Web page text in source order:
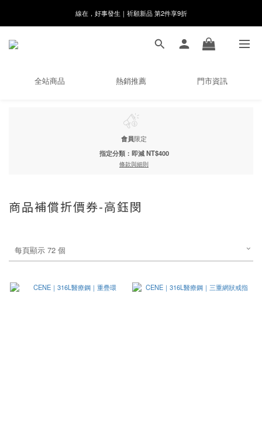
8月月初限定｜指定分類滿件88折！
🌸新會員限定🌸註冊送$100購物金
8月月初限定｜指定分類滿件88折！
全站商品 熱銷推薦 門市資訊
會員限定
指定分類：即減 NT$400
條款與細則
商品補償折價券-高鈺閔
每頁顯示 72 個